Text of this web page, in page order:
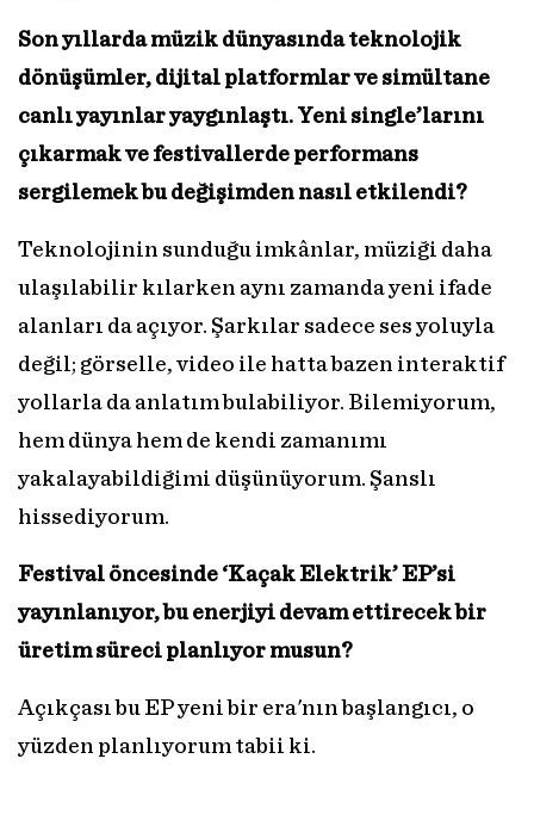
Son yıllarda müzik dünyasında teknolojik
dönüşümler, dijital platformlar ve simültane
canlı yayınlar yaygınlaştı. Yeni single’larını
çıkarmak ve festivallerde performans
sergilemek bu değişimden nasıl etkilendi?
Teknolojinin sunduğu imkânlar, müziği daha
ulaşılabilir kılarken aynı zamanda yeni ifade
alanları da açıyor. Şarkılar sadece ses yoluyla
değil; görselle, video ile hatta bazen interaktif
yollarla da anlatım bulabiliyor. Bilemiyorum,
hem dünya hem de kendi zamanımı
yakalayabildiğimi düşünüyorum. Şanslı
hissediyorum.
Festival öncesinde ‘Kaçak Elektrik’ EP’si
yayınlanıyor, bu enerjiyi devam ettirecek bir
üretim süreci planlıyor musun?
Açıkçası bu EP yeni bir era'nın başlangıcı, o
yüzden planlıyorum tabii ki.